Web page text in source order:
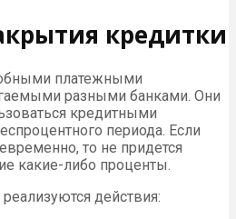
кредитки
платежными
разными банками. Они
кредитными
периода. Если
то не придется
какие-либо проценты.
действия: